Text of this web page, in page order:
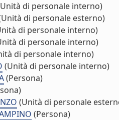
di personale interno)
di personale esterno)
di personale interno)
di personale interno)
di personale interno)
(Unità di personale interno)
(Persona)
(Unità di personale
(Persona)